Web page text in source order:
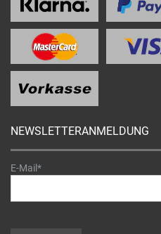
NEWSLETTERANMELDUNG
E-Mail*